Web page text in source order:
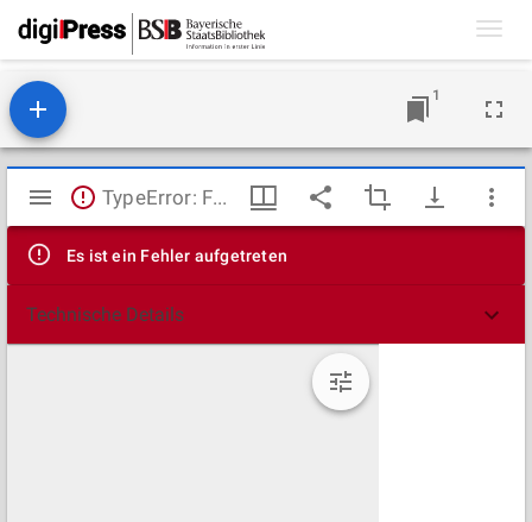
1
Mirador
Viewer
TypeError: Failed to fetch
Es ist ein Fehler aufgetreten
Technische Details